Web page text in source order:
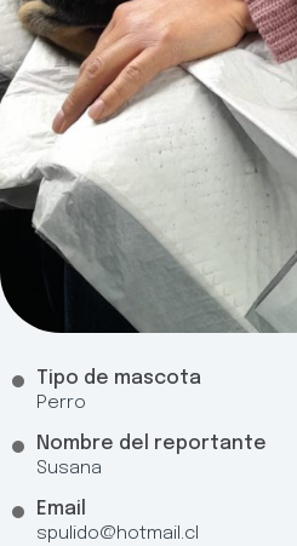
Tipo de mascota
Perro
Nombre del reportante
Susana
Email
spulido@hotmail.cl